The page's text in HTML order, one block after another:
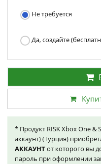
Не требуется
Да, создайте
* Продукт RISK Xbox One &
аккаунт) (Турция)
АККАУНТот которого вы
пароль при оформлении